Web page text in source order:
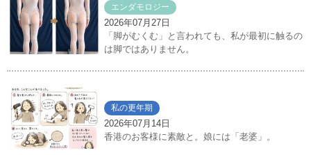
エンダモロジー
2026年07月27日
「脚がむくむ」と言われても、私が最初に触るの
は脚ではありません。
私の更年期
2026年07月14日
香港のお客様に素敵と。娘には「老婆」。